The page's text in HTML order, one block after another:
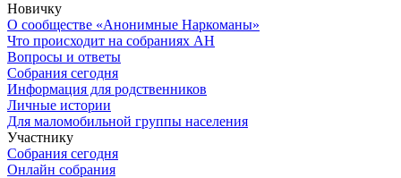
Новичку
О сообществе «Анонимные Наркоманы»
Что происходит на собраниях АН
Вопросы и ответы
Собрания сегодня
Информация для родственников
Личные истории
Для маломобильной группы населения
Участнику
Собрания сегодня
Онлайн собрания